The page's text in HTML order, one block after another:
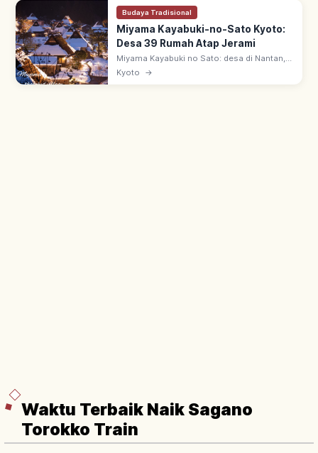
Budaya Tradisional
Miyama Kayabuki-no-Sato Kyoto:
Desa 39 Rumah Atap Jerami
Miyama Kayabuki no Sato: desa di Nantan,
Kyoto utara—dari 50 rumah, 39 beratap
jerami. Arsitektur 'Kitayama-gata minka'
Kyoto →
Waktu Terbaik Naik Sagano
Torokko Train